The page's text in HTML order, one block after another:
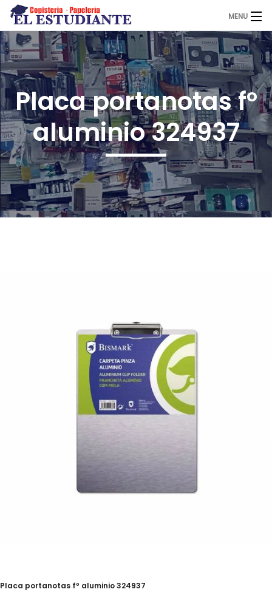
MENU
El Estudiante
Copistería
Papelería
Servicios
¡Imprimir!
Placa portanotas fº
aluminio 324937
Placa portanotas fº aluminio 324937